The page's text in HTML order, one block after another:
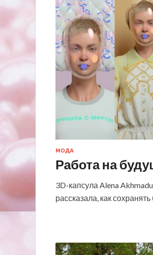
МОДА
Работа на
3D-капсула Alena
рассказала, как